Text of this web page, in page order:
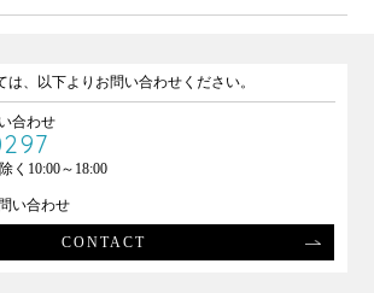
は、以下よりお問い合わせください。
合わせ
く10:00～18:00
い合わせ
CONTACT